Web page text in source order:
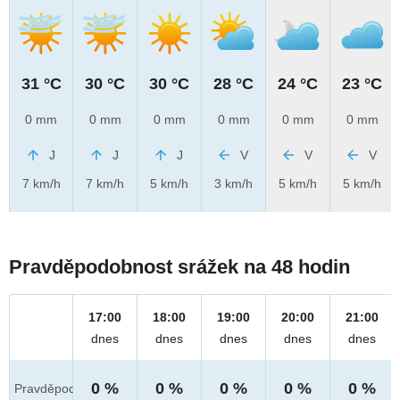
31 °C
0 mm
J
7 km/h
30 °C
0 mm
J
7 km/h
30 °C
0 mm
J
5 km/h
28 °C
0 mm
V
3 km/h
24 °C
0 mm
V
5 km/h
23 °C
0 mm
V
5 km/h
Pravděpodobnost srážek na 48 hodin
Pravděpod.
17:00
dnes
0 %
18:00
dnes
0 %
19:00
dnes
0 %
20:00
dnes
0 %
21:00
dnes
0 %